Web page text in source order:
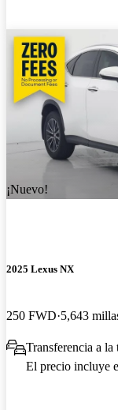
¡Nuevo!
2025 Lexus NX
250 FWD 5,643
Transferencia a
El precio incluye